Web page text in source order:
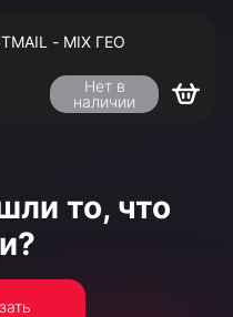
- MIX ГЕО
Нет в
наличии
то, что